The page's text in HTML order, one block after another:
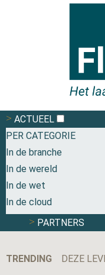
ACTUEEL
PER CATEGORIE
In de branche
In de wereld
In de wet
In de cloud
PARTNERS
TRENDING DEZE